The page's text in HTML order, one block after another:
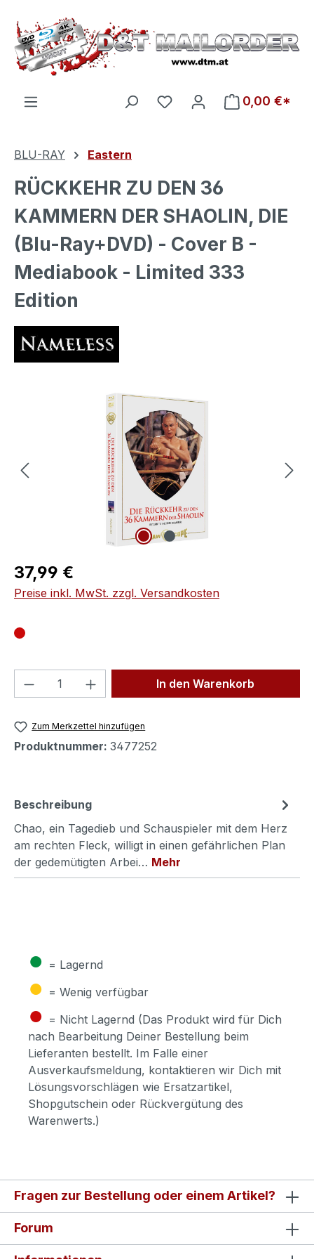
Zum Hauptinhalt springen
Du hast 0 Produkte auf
0,00 €*
BLU-RAY Eastern
RÜCKKEHR ZU DEN 36
KAMMERN DER SHAOLIN, DIE
(Blu-Ray+DVD) - Cover B -
Mediabook - Limited 333
Edition
Bildergalerie überspringen
Regulärer Preis:
37,99 €
Preise inkl. MwSt. zzgl. Versandkosten
Produkt Anzahl: Gib denIn den Warenkorb
Zum Merkzettel hinzufügen
Produktnummer: 3477252
Beschreibung
Chao, ein Tagedieb und Schauspieler mit dem Herz
am rechten Fleck, willigt in einen gefährlichen Plan
der gedemütigten Arbei… Mehr
● = Lagernd
● = Wenig verfügbar
● = Nicht Lagernd (Das Produkt wird für Dich
nach Bearbeitung Deiner Bestellung beim
Lieferanten bestellt. Im Falle einer
Ausverkaufsmeldung, kontaktieren wir Dich mit
Lösungsvorschlägen wie Ersatzartikel,
Shopgutschein oder Rückvergütung des
Warenwerts.)
Fragen zur Bestellung oder einem Artikel?
Forum